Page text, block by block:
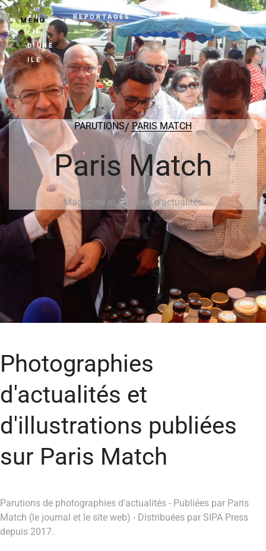
MENU
AU
FIL
D’UNE
ILE
REPORTAGES L’AUTEUR
?
PARUTIONS PARIS MATCH
Paris Match
Magazine et site web d'actualités
Photographies
d'actualités et
d'illustrations publiées
sur Paris Match
Parutions de photographies d'actualités - Publiées par Paris
Match (le journal et le site web) - Distribuées par SIPA Press
depuis 2017.